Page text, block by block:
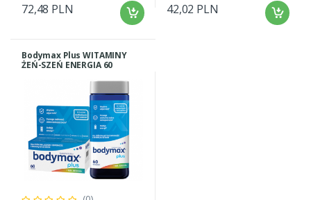
72,48 PLN 42,02 PLN
Bodymax Plus WITAMINY
ŻEŃ-SZEŃ ENERGIA 60